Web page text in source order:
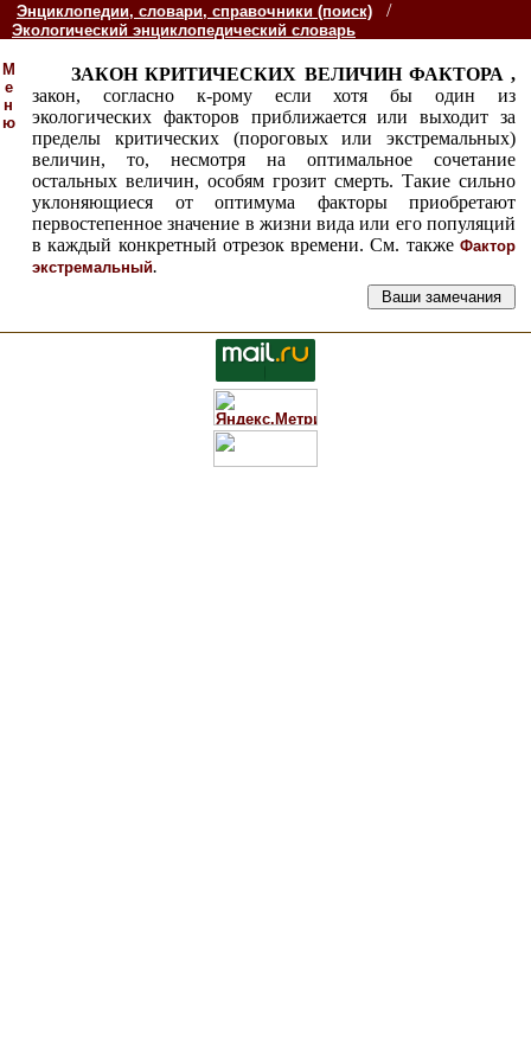
Энциклопедии, словари, справочники (поиск) /
Экологический энциклопедический словарь
М
е
н
ю
ЗАКОН КРИТИЧЕСКИХ ВЕЛИЧИН ФАКТОРА ,
закон, согласно к-рому если хотя бы один из
экологических факторов приближается или выходит за
пределы критических (пороговых или экстремальных)
величин, то, несмотря на оптимальное сочетание
остальных величин, особям грозит смерть. Такие сильно
уклоняющиеся от оптимума факторы приобретают
первостепенное значение в жизни вида или его популяций
в каждый конкретный отрезок времени. См. также Фактор
экстремальный.